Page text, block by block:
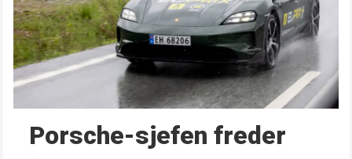
Porsche-sjefen freder